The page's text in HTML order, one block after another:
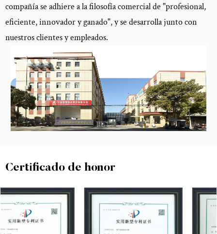
compañía se adhiere a la filosofía comercial de "profesional,
eficiente, innovador y ganado", y se desarrolla junto con
nuestros clientes y empleados.
Certificado de honor